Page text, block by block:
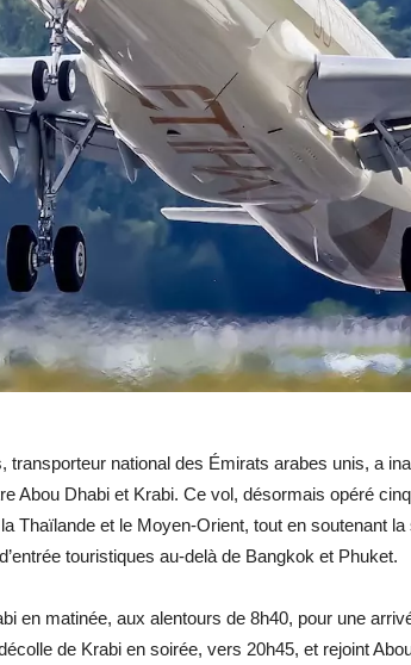
transporteur national des Émirats arabes unis, a
Abou Dhabi et Krabi. Ce vol, désormais opéré
Thaïlande et le Moyen-Orient, tout en soutenant
touristiques au-delà de Bangkok et Phuket.
en matinée, aux alentours de 8h40, pour une
de Krabi en soirée, vers 20h45, et rejoint